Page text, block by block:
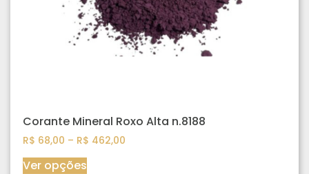
Corante Mineral Roxo Alta n.8188
R$ 68,00 – R$ 462,00
Ver opções